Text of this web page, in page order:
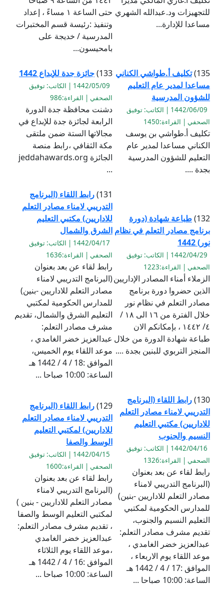
للتجهيزات ود.عبدالله الشهري
مساعدا للإدارة...
حتى الساعة ١ مساءً ، إعداد
وتنفيذ :رئيسة قسم المختبرات
المدرسية / خديجة على
بامحيسون...
135) تكليف أ.طواشي الكناني
مساعدا لمدير عام التعليم
للشؤون المدرسية
1442/06/09 | الكاتب: توفيق
الصحفي | القراءة:1450
تكليف أ.طواشي بن يوسف
الكناني مساعدا لمدير عام
التعليم للشؤون المدرسية
بجدة ....
133) جائزة جدة للإبداع 1442
1442/05/09 | الكاتب: توفيق
الصحفي | القراءة:986
دشنت محافظة جدة الدورة
الرابعة لجائزة جدة للإبداع في
مجالاتها الستة ضمن ملتقى
مكة الثقافي ،رابط منصة
الجائزة jeddahawards.org
...
132) طباعة شهادة (دورة
برنامج مصادر التعلم في نظام
نور) 1442
1442/04/29 | الكاتب: توفيق
الصحفي | القراءة:1223
الزملاء أمناء المصادر الإداريين
الذين حضروا دورة برنامج
مصادر التعلم في نظام نور
خلال الفترة من ١٦ الى ١٨ /
٤/ ١٤٤٢ ، بإمكانكم الان
طباعة شهادة الدورة من خلال
المنجز التربوي للبنين بجدة ....
131) رابط اللقاء (البرنامج
التدريبي لامناء مصادر التعلم
للاداريين) مكتبي التعليم
الشرق والشمال
1442/04/17 | الكاتب: توفيق
الصحفي | القراءة:1636
رابط لقاء عن بعد بعنوان
(البرنامج التدريبي لامناء
مصادر التعلم للاداريين -بنين)
للمدارس الحكومية لمكتبي
التعليم الشرق والشمال، تقديم
مشرف مصادر التعلم:
عبدالعزيز خضر الغامدي ،
موعد اللقاء يوم الخميس،
الموافق :18 / 4 / 1442 هـ
الساعة: 10:00 صباحا ...
130) رابط اللقاء (البرنامج
التدريبي لامناء مصادر التعلم
للاداريين) مكتبي التعليم
النسيم والجنوب
1442/04/16 | الكاتب: توفيق
الصحفي | القراءة:1326
رابط لقاء عن بعد بعنوان
(البرنامج التدريبي لامناء
مصادر التعلم للاداريين -بنين)
للمدارس الحكومية لمكتبي
التعليم النسيم والجنوب،
تقديم مشرف مصادر التعلم:
عبدالعزيز خضر الغامدي ،
موعد اللقاء يوم الاربعاء ،
الموافق :17 / 4 / 1442 هـ
الساعة: 10:00 صباحا ...
129) رابط اللقاء (البرنامج
التدريبي لامناء مصادر التعلم
للاداريين) لمكتبي التعليم
الوسط والصفا
1442/04/15 | الكاتب: توفيق
الصحفي | القراءة:1600
رابط لقاء عن بعد بعنوان
(البرنامج التدريبي لامناء
مصادر التعلم للاداريين - بنين )
لمكتبي التعليم الوسط والصفا
، تقديم مشرف مصادر التعلم:
عبدالعزيز خضر الغامدي
،موعد اللقاء يوم الثلاثاء
الموافق :16 / 4 / 1442 هـ
الساعة: 10:00 صباحا ...